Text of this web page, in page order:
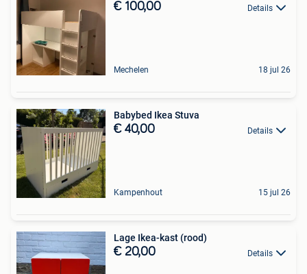
€ 100,00 Details
Mechelen 18 jul 26
Babybed Ikea Stuva
€ 40,00 Details
Kampenhout 15 jul 26
Lage Ikea-kast (rood)
€ 20,00 Details